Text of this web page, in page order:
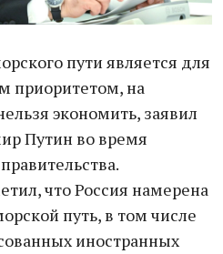
пути является для
приоритетом, на
экономить, заявил
Путин во время
что Россия намерена
путь, в том числе
иностранных